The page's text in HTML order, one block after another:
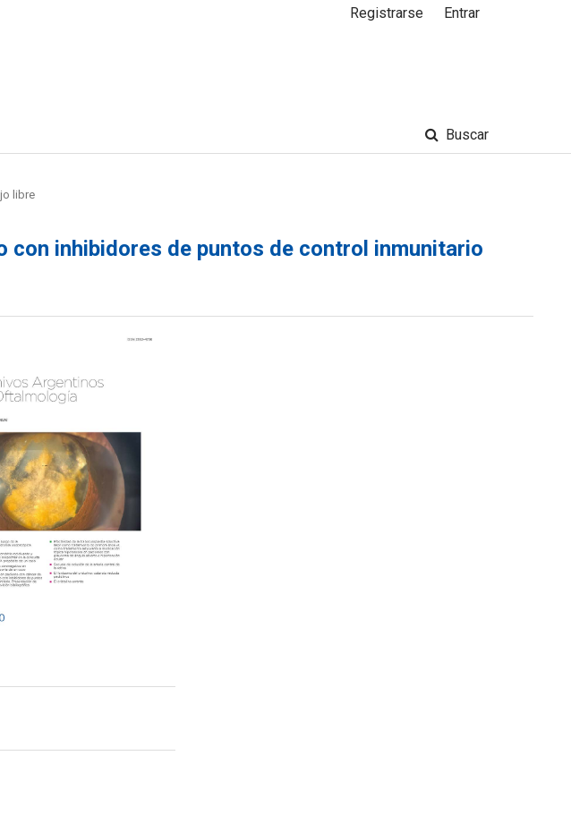
Buscar
Registrarse Entrar
libre
con inhibidores de puntos de control inmunitario